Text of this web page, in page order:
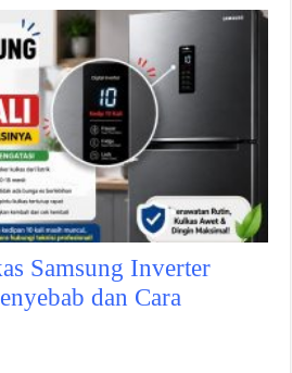
Samsung Inverter
dan Cara